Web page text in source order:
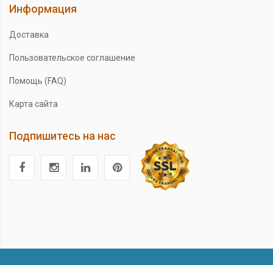
Информация
Доставка
Пользовательское соглашение
Помощь (FAQ)
Карта сайта
Подпишитесь на нас